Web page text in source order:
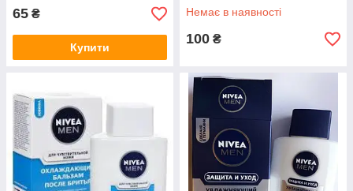
65 ₴
Купити
Немає в наявності
100 ₴